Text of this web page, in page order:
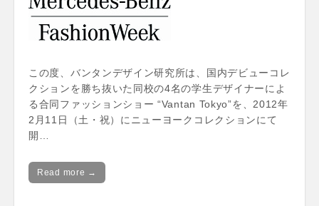
この度、バンタンデザイン研究所は、国内デビューコレ
クションを勝ち抜いた同校の4名の学生デザイナーによ
る合同ファッションショー “Vantan Tokyo”を、2012年
2月11日（土・祝）にニューヨークコレクションにて
開…
Read more →